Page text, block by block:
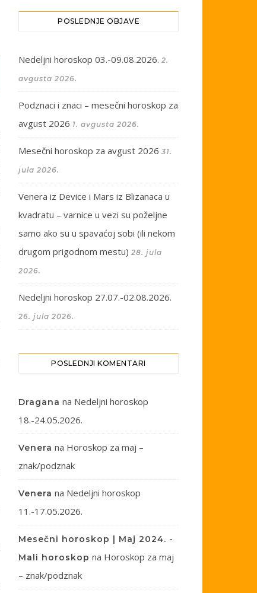
POSLEDNJE OBJAVE
Nedeljni horoskop 03.-09.08.2026. 2.
avgusta 2026.
Podznaci i znaci – mesečni horoskop za
avgust 2026 1. avgusta 2026.
Mesečni horoskop za avgust 2026 31.
jula 2026.
Venera iz Device i Mars iz Blizanaca u
kvadratu – varnice u vezi su poželjne
samo ako su u spavaćoj sobi (ili nekom
drugom prigodnom mestu) 28. jula
2026.
Nedeljni horoskop 27.07.-02.08.2026.
26. jula 2026.
POSLEDNJI KOMENTARI
Dragana na Nedeljni horoskop
18.-24.05.2026.
Venera na Horoskop za maj –
znak/podznak
Venera na Nedeljni horoskop
11.-17.05.2026.
Mesečni horoskop | Maj 2024. -
Mali horoskop na Horoskop za maj
– znak/podznak